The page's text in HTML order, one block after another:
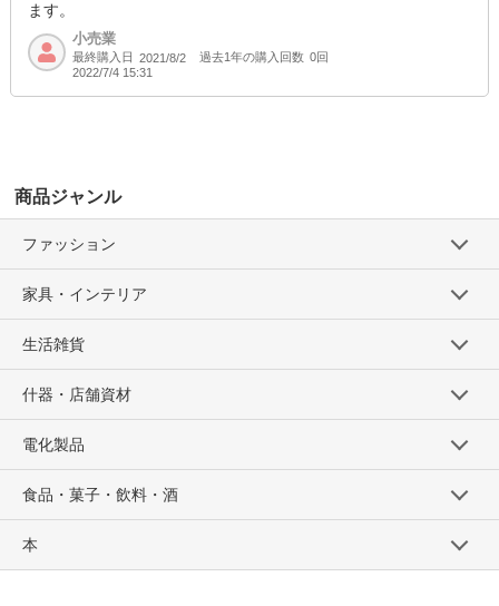
ます。
小売業
最終購入日 2021/8/2 過去1年の購入回数 0回
2022/7/4 15:31
商品ジャンル
ファッション
家具・インテリア
生活雑貨
什器・店舗資材
電化製品
食品・菓子・飲料・酒
本